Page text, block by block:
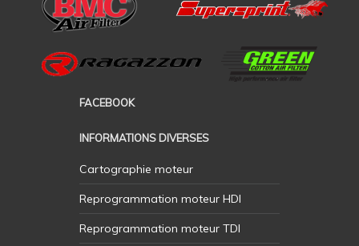
FACEBOOK
INFORMATIONS DIVERSES
Cartographie moteur
Reprogrammation moteur HDI
Reprogrammation moteur TDI